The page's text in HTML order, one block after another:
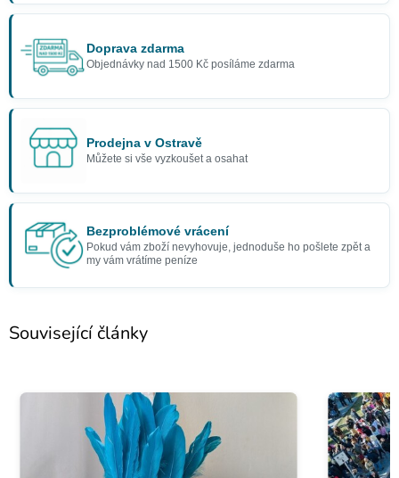
Doprava zdarma
Objednávky nad 1500 Kč posíláme zdarma
Prodejna v Ostravě
Můžete si vše vyzkoušet a osahat
Bezproblémové vrácení
Pokud vám zboží nevyhovuje, jednoduše ho pošlete zpět a
my vám vrátíme peníze
Související články